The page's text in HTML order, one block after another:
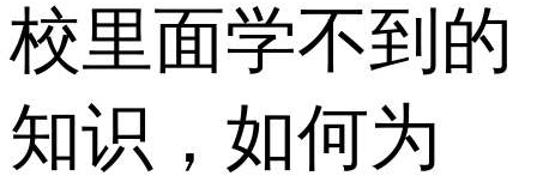
校里面学不到的
知识，如何为